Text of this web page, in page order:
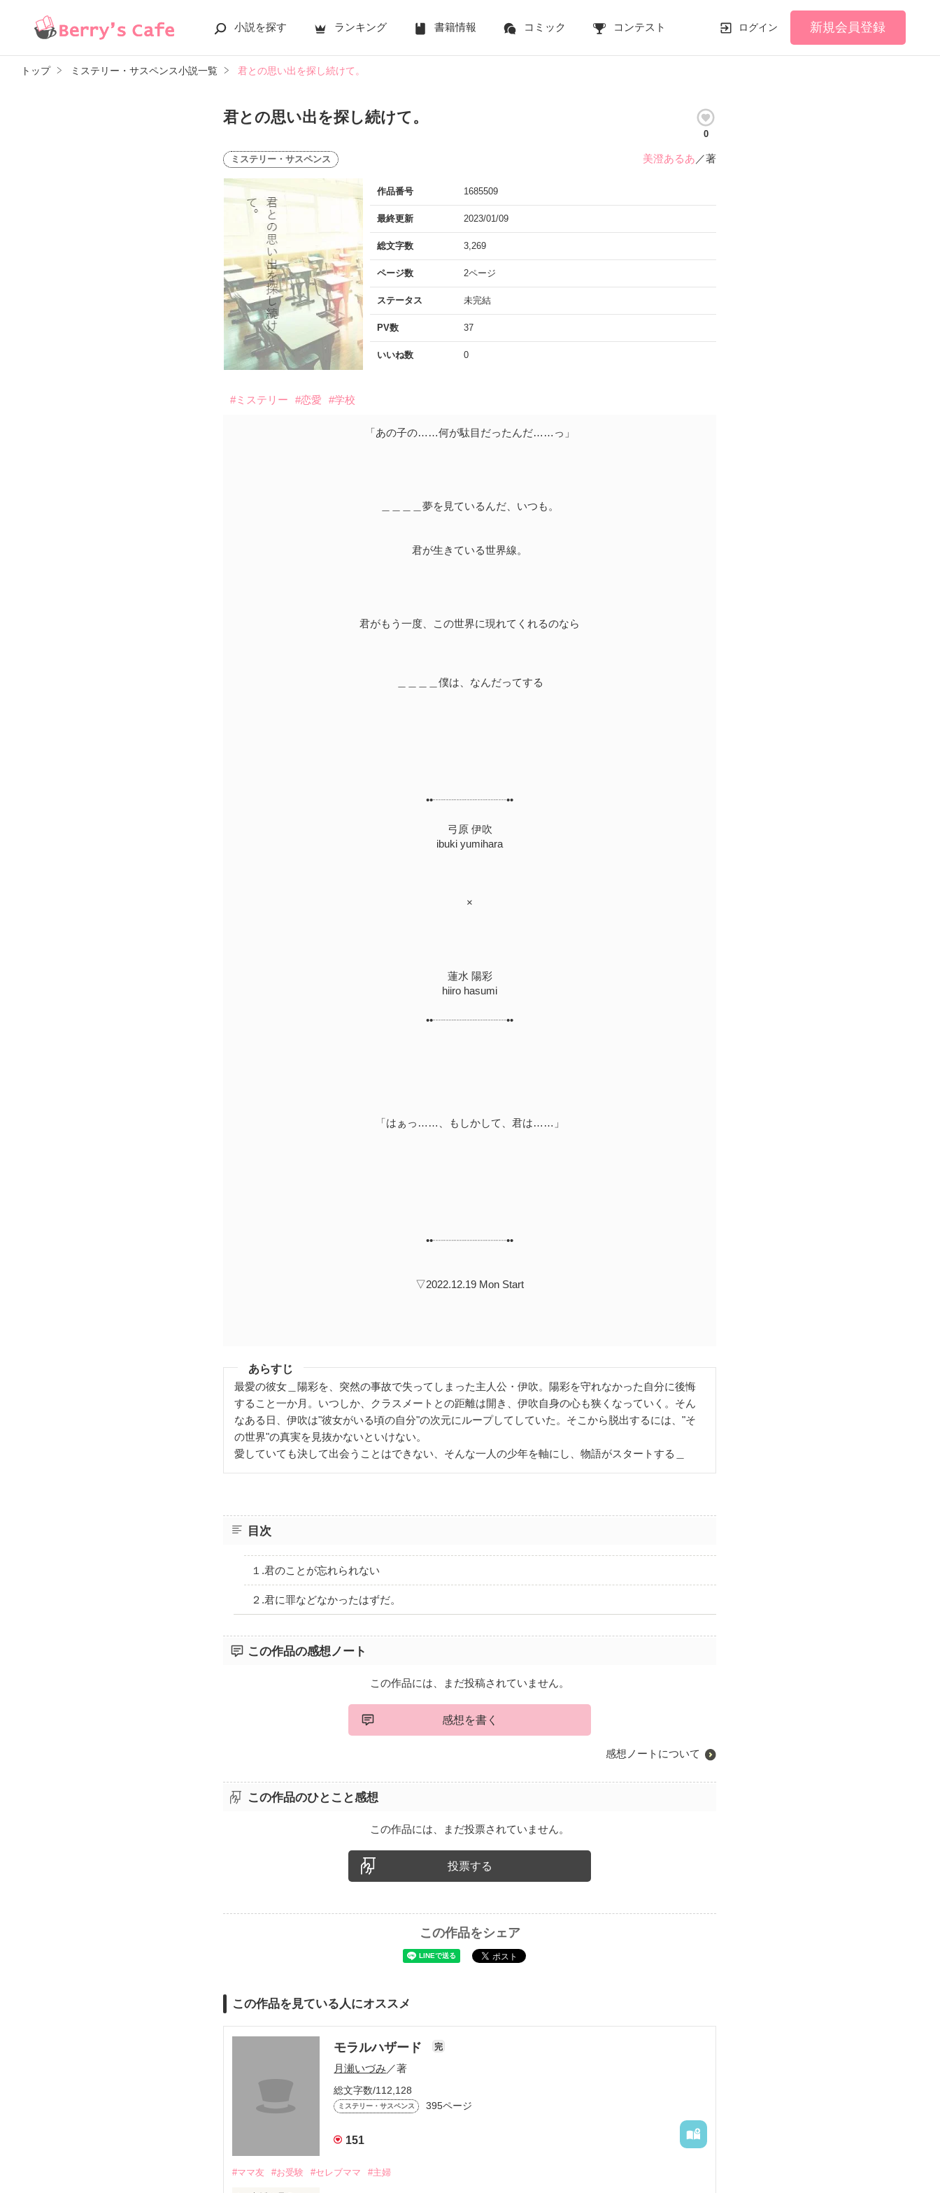
小説を探す ランキング 書籍情報 コミック コンテスト ログイン 新規会員登録
トップ ミステリー・サスペンス小説一覧 君との思い出を探し続けて。
君との思い出を探し続けて。
0
ミステリー・サスペンス 美澄あるあ ／著
作品番号 1685509
最終更新 2023/01/09
総文字数 3,269
ページ数 2ページ
ステータス 未完結
PV数 37
いいね数 0
#ミステリー #恋愛 #学校
「あの子の……何が駄目だったんだ……っ」
＿＿＿＿夢を見ているんだ、いつも。
君が生きている世界線。
君がもう一度、この世界に現れてくれるのなら
＿＿＿＿僕は、なんだってする
••┈┈┈┈┈┈┈••
弓原 伊吹
ibuki yumihara
×
蓮水 陽彩
hiiro hasumi
••┈┈┈┈┈┈┈••
「はぁっ……、もしかして、君は……」
••┈┈┈┈┈┈┈••
▽2022.12.19 Mon Start
あらすじ
最愛の彼女＿陽彩を、突然の事故で失ってしまった主人公・伊吹。陽彩を守れなかった自分に後悔
すること一か月。いつしか、クラスメートとの距離は開き、伊吹自身の心も狭くなっていく。そん
なある日、伊吹は"彼女がいる頃の自分"の次元にループしてしていた。そこから脱出するには、"そ
の世界"の真実を見抜かないといけない。
愛していても決して出会うことはできない、そんな一人の少年を軸にし、物語がスタートする＿
目次
１.君のことが忘れられない
２.君に罪などなかったはずだ。
この作品の感想ノート
この作品には、まだ投稿されていません。
感想を書く
感想ノートについて
この作品のひとこと感想
この作品には、まだ投票されていません。
投票する
この作品をシェア
この作品を見ている人にオススメ
モラルハザード 完
月瀬いづみ ／著
総文字数/112,128
ミステリー・サスペンス 395ページ
151
#ママ友 #お受験 #セレブママ #主婦